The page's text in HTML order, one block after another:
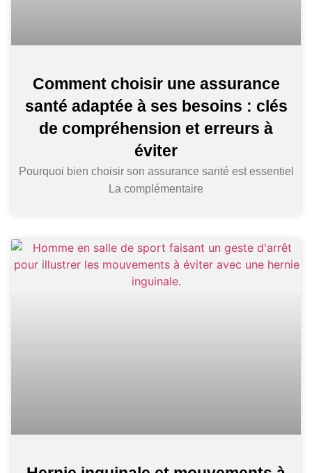
Comment choisir une assurance
santé adaptée à ses besoins : clés
de compréhension et erreurs à
éviter
Pourquoi bien choisir son assurance santé est essentiel
La complémentaire